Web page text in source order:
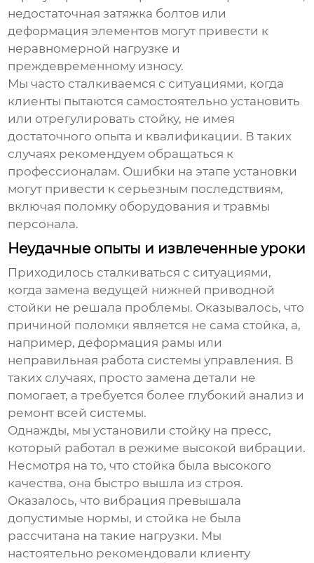
недостаточная затяжка болтов или
деформация элементов могут привести к
неравномерной нагрузке и
преждевременному износу.
Мы часто сталкиваемся с ситуациями, когда
клиенты пытаются самостоятельно установить
или отрегулировать стойку, не имея
достаточного опыта и квалификации. В таких
случаях рекомендуем обращаться к
профессионалам. Ошибки на этапе установки
могут привести к серьезным последствиям,
включая поломку оборудования и травмы
персонала.
Неудачные опыты и извлеченные уроки
Приходилось сталкиваться с ситуациями,
когда замена ведущей нижней приводной
стойки не решала проблемы. Оказывалось, что
причиной поломки является не сама стойка, а,
например, деформация рамы или
неправильная работа системы управления. В
таких случаях, просто замена детали не
помогает, а требуется более глубокий анализ и
ремонт всей системы.
Однажды, мы установили стойку на пресс,
который работал в режиме высокой вибрации.
Несмотря на то, что стойка была высокого
качества, она быстро вышла из строя.
Оказалось, что вибрация превышала
допустимые нормы, и стойка не была
рассчитана на такие нагрузки. Мы
настоятельно рекомендовали клиенту